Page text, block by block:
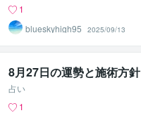
1
blueskyhigh95
2025/09/13
8月27日の運勢と施術方針
占い
1